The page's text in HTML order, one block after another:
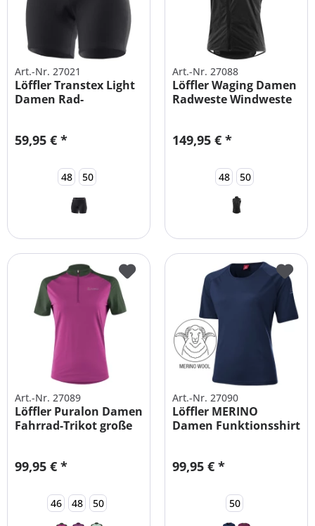
Art.-Nr. 27021
Löffler Transtex Light
Damen Rad-
59,95 € *
48 50
Art.-Nr. 27088
Löffler Waging Damen
Radweste Windweste
149,95 € *
48 50
Art.-Nr. 27089
Löffler Puralon Damen
Fahrrad-Trikot große
99,95 € *
46 48 50
Art.-Nr. 27090
Löffler MERINO
Damen Funktionsshirt
99,95 € *
50